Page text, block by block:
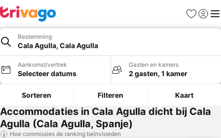
Favorieten
Bestemming
Cala Agulla, Cala Agulla
Aankomst/vertrek
Selecteer datums
Gasten en kamers
2 gasten, 1 kamer
Sorteren Filteren Kaart
Accommodaties in Cala Agulla dicht bij Cala
Agulla (Cala Agulla, Spanje)
Hoe commissies de ranking beïnvloeden